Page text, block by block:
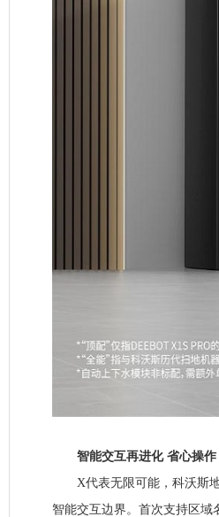
智能交互再进化 省心操作
X代表无限可能，科沃斯地
智能交互边界。首次支持区